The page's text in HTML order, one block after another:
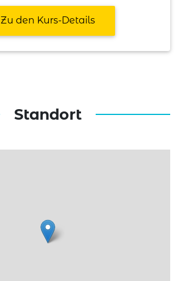
Zu den Kurs-Details
Standort